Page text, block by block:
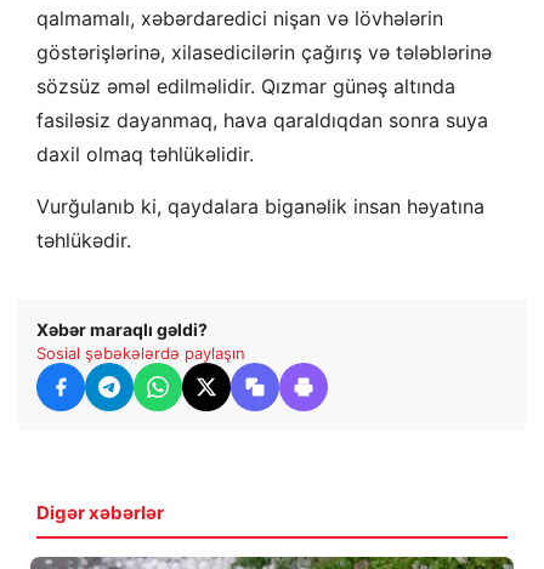
qalmamalı, xəbərdaredici nişan və lövhələrin
göstərişlərinə, xilasedicilərin çağırış və tələblərinə
sözsüz əməl edilməlidir. Qızmar günəş altında
fasiləsiz dayanmaq, hava qaraldıqdan sonra suya
daxil olmaq təhlükəlidir.
Vurğulanıb ki, qaydalara biganəlik insan həyatına
təhlükədir.
Xəbər maraqlı gəldi?
Sosial şəbəkələrdə paylaşın
Digər xəbərlər